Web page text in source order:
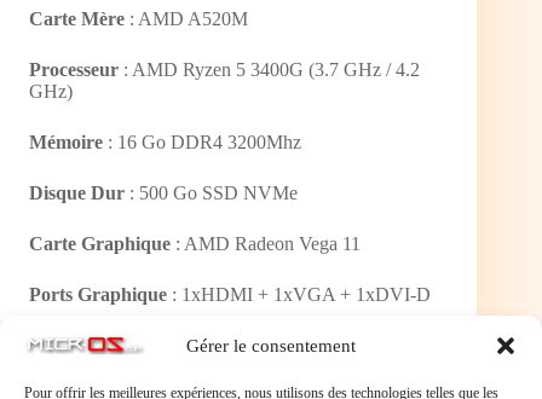
Gérer le consentement
Pour offrir les meilleures expériences, nous utilisons des technologies telles que les
Carte Mère : AMD A520M
Processeur : AMD Ryzen 5 3400G (3.7 GHz / 4.2
GHz)
Mémoire : 16 Go DDR4 3200Mhz
Disque Dur : 500 Go SSD NVMe
Carte Graphique : AMD Radeon Vega 11
Ports Graphique : 1xHDMI + 1xVGA + 1xDVI-D
Port Externe: USB 3.0, USB 2.0, RJ45